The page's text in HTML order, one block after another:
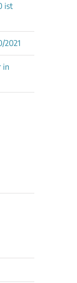
ist
2021
in